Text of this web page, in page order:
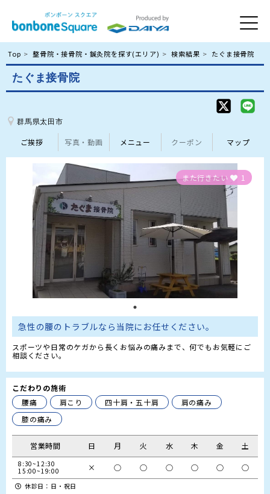
Top 整骨院・接骨院・鍼灸院を探す(エリア) 検索結果 たぐま接骨院
たぐま接骨院
群馬県太田市
ご挨拶 写真・動画 メニュー クーポン マップ
また行きたい 1
急性の腰のトラブルなら当院にお任せください。
スポーツや日常のケガから長くお悩みの痛みまで、何でもお気軽にご
相談ください。
こだわりの施術
腰痛
肩こり 四十肩・五十肩
肩の痛み
膝の痛み
営業時間 日 月 火 水 木 金 土
8:30~12:30
15:00~19:00
× ○ ○ ○ ○ ○ ○
休診日：日・祝日